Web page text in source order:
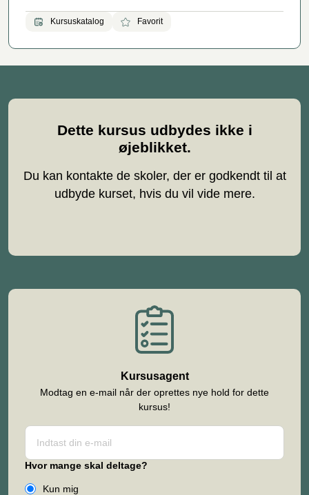
Kursuskatalog Favorit
Dette kursus udbydes ikke i
øjeblikket.
Du kan kontakte de skoler, der er godkendt til at
udbyde kurset, hvis du vil vide mere.
Kursusagent
Modtag en e-mail når der oprettes nye hold for dette
kursus!
Hvor mange skal deltage?
Kun mig